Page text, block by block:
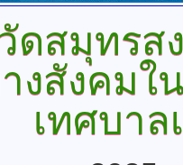
ดสมุทรส
งสังคมใ
เทศบา